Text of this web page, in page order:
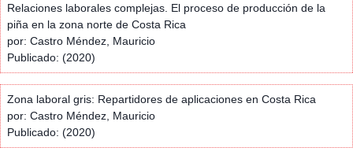
Relaciones laborales complejas. El proceso de producción de la
piña en la zona norte de Costa Rica
por: Castro Méndez, Mauricio
Publicado: (2020)
Zona laboral gris: Repartidores de aplicaciones en Costa Rica
por: Castro Méndez, Mauricio
Publicado: (2020)